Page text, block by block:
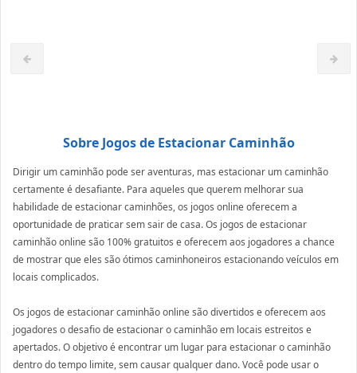
Sobre Jogos de Estacionar Caminhão
Dirigir um caminhão pode ser aventuras, mas estacionar um caminhão
certamente é desafiante. Para aqueles que querem melhorar sua
habilidade de estacionar caminhões, os jogos online oferecem a
oportunidade de praticar sem sair de casa. Os jogos de estacionar
caminhão online são 100% gratuitos e oferecem aos jogadores a chance
de mostrar que eles são ótimos caminhoneiros estacionando veículos em
locais complicados.
Os jogos de estacionar caminhão online são divertidos e oferecem aos
jogadores o desafio de estacionar o caminhão em locais estreitos e
apertados. O objetivo é encontrar um lugar para estacionar o caminhão
dentro do tempo limite, sem causar qualquer dano. Você pode usar o